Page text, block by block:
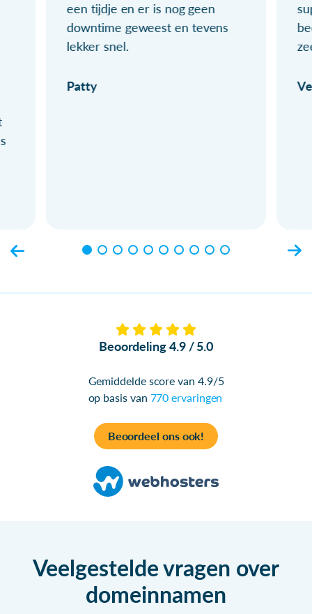
een tijdje en er is nog geen
downtime geweest en tevens
lekker snel.
Patty
Beoordeling 4.9 / 5.0
Gemiddelde score van 4.9/5
op basis van 770 ervaringen
Beoordeel ons ook!
Veelgestelde vragen over
domeinnamen